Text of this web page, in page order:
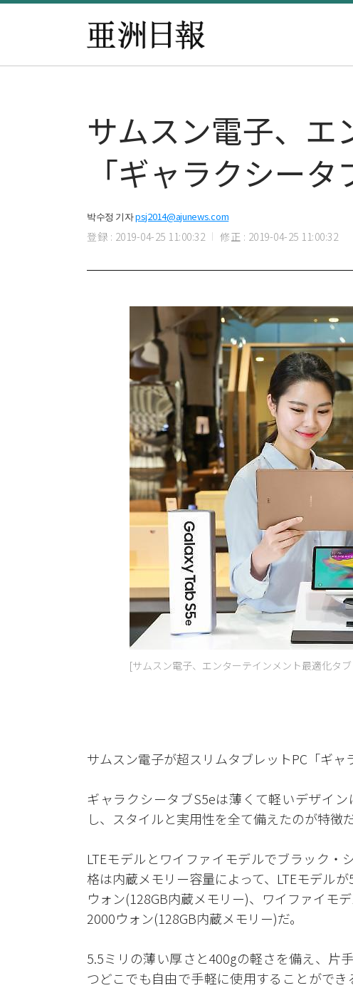
サムスン電子、エ
「ギャラクシー
박수정 기자psj2014@ajunews.com
登録 : 2019-04-25 11:00:32 修正 : 2019-04-25 11:00:32
[サムスン電子、エンターテインメント最適化タ
サムスン電子が超スリムタブレットPC「ギャ
ギャラクシータブS5eは薄くて軽いデザイ
し、スタイルと実用性を全て備えたのが特徴だ
LTEモデルとワイファイモデルでブラック
格は内蔵メモリー容量によって、LTEモデル
ウォン(128GB内蔵メモリー)、ワイファイモ
2000ウォン(128GB内蔵メモリー)だ。
5.5ミリの薄い厚さと400gの軽さを備え、片
つどこでも自由で手軽に使用することがで